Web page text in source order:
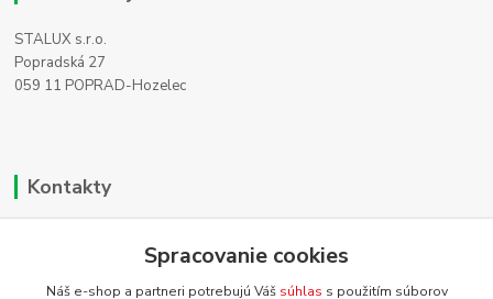
STALUX s.r.o.
Popradská 27
059 11 POPRAD-Hozelec
Kontakty
+421 911 990 200Spracovanie cookies
Náš e-shop a partneri potrebujú Váš súhlas s použitím súborov